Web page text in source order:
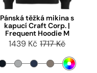
Pánská těžká mikina s
kapucí Craft Corp. |
Frequent Hoodie M
1439 Kč 1717 Kč